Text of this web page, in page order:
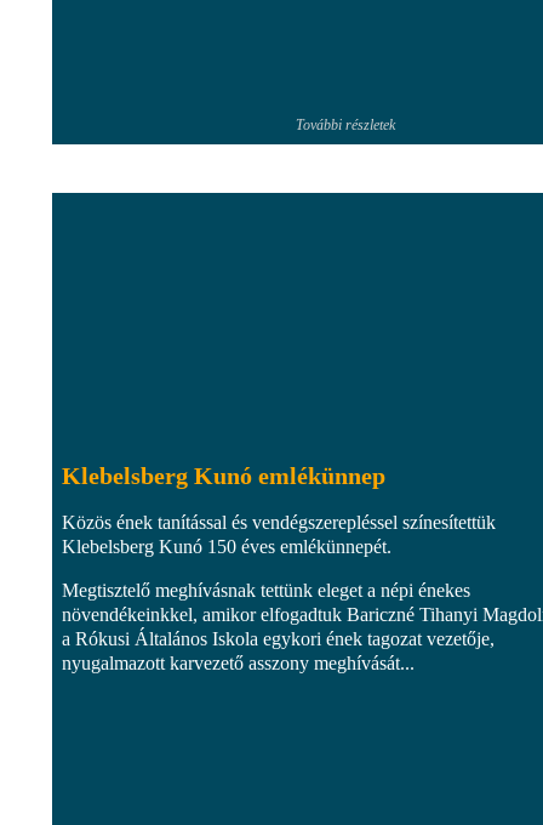
További részletek
Klebelsberg Kunó emlékünnep
Közös ének tanítással és vendégszerepléssel színesítettük
Klebelsberg Kunó 150 éves emlékünnepét.
Megtisztelő meghívásnak tettünk eleget a népi énekes
növendékeinkkel, amikor elfogadtuk Bariczné Tihanyi
a Rókusi Általános Iskola egykori ének tagozat vezetője,
nyugalmazott karvezető asszony meghívását...